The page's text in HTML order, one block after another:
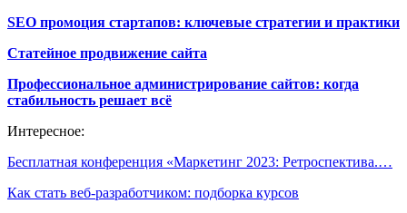
SEO промоция стартапов: ключевые стратегии и практики
Статейное продвижение сайта
Профессиональное администрирование сайтов: когда
стабильность решает всё
Интересное:
Бесплатная конференция «Маркетинг 2023: Ретроспектива.…
Как стать веб-разработчиком: подборка курсов